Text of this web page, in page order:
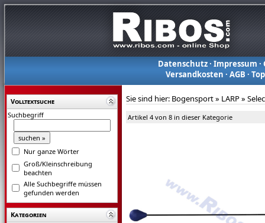
Datenschutz· Impressum ·
Versandkosten ·AGB ·
Volltextsuche
Suchbegriff
Nur ganze Wörter
Groß/Kleinschreibung
beachten
Alle Suchbegriffe müssen
gefunden werden
Kategorien
Sie sind hier: Bogensport» LARP»
Artikel 4 von 8 in dieser Kategorie